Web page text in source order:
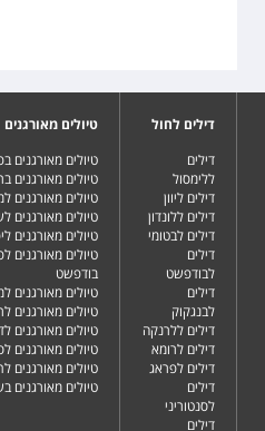
דילים לחול
דילים
ללימסול
דילים ליוון
דילים ללונדון
דילים לבטומי
דילים
לבודפשט
דילים
לבנגקוק
דילים ללרנקה
דילים לרומא
דילים לפראג
דילים
לסנטוריני
דילים
טיולים מאורגנים
טיולים מאורגנים
טיולים מאורגנים
טיולים מאורגנים
טיולים מאורגנים
טיולים מאורגנים
טיולים מאורגנים
בודפשט
טיולים מאורגנים
טיולים מאורגנים
טיולים מאורגנים
טיולים מאורגנים
טיולים מאורגנים
טיולים מאורגנים